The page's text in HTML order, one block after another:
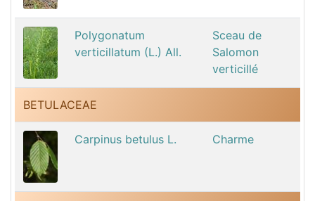
Polygonatum
verticillatum (L.) All.
Sceau de
Salomon
verticillé
BETULACEAE
Carpinus betulus L. Charme